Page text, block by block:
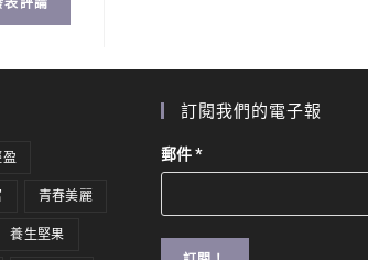
青春美麗
養生堅果
訂閱我們的電子報
郵件*